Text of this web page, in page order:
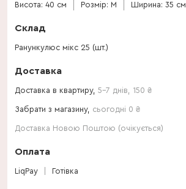
Висота: 40 см Розмір: M Ширина: 35 см
Склад
Ранункулюс мікс 25 (шт.)
Доставка
Доставка в квартиру, 5-7 днів 150 ₴
Забрати з магазину, сьогодні 0 ₴
Доставка Новою Поштою (очікується)
Оплата
LiqPay Готівка